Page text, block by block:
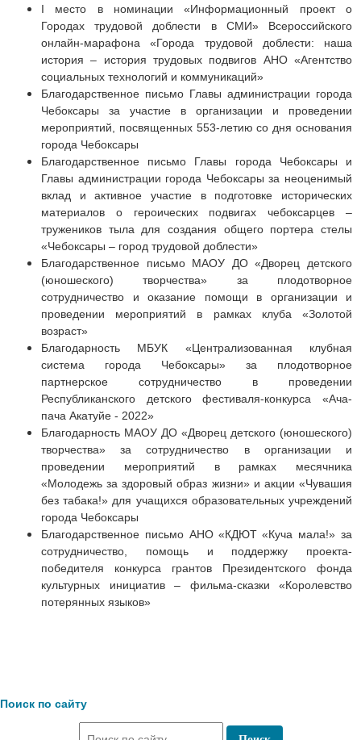
I место в номинации «Информационный проект о
Городах трудовой доблести в СМИ» Всероссийского
онлайн-марафона «Города трудовой доблести: наша
история – история трудовых подвигов АНО «Агентство
социальных технологий и коммуникаций»
Благодарственное письмо Главы администрации города
Чебоксары за участие в организации и проведении
мероприятий, посвященных 553-летию со дня основания
города Чебоксары
Благодарственное письмо Главы города Чебоксары и
Главы администрации города Чебоксары за неоценимый
вклад и активное участие в подготовке исторических
материалов о героических подвигах чебоксарцев –
тружеников тыла для создания общего портера стелы
«Чебоксары – город трудовой доблести»
Благодарственное письмо МАОУ ДО «Дворец детского
(юношеского) творчества» за плодотворное
сотрудничество и оказание помощи в организации и
проведении мероприятий в рамках клуба «Золотой
возраст»
Благодарность МБУК «Централизованная клубная
система города Чебоксары» за
плодотворное
партнерское сотрудничество в проведении
Республиканского детского фестиваля-конкурса «Ача-
пача Акатуйе - 2022»
Благодарность МАОУ ДО «Дворец детского (юношеского)
творчества» за сотрудничество в организации и
проведении мероприятий в рамках месячника
«Молодежь за здоровый образ жизни» и акции «Чувашия
без табака!» для учащихся образовательных учреждений
города Чебоксары
Благодарственное письмо АНО «КДЮТ «Куча мала!» за
сотрудничество, помощь и поддержку проекта-
победителя конкурса грантов Президентского фонда
культурных инициатив – фильма-сказки «Королевство
потерянных языков»
Поиск по сайту